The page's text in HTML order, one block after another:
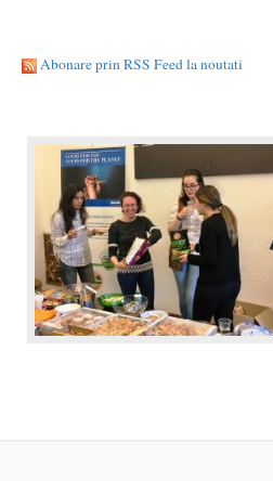
Abonare prin RSS Feed la noutati